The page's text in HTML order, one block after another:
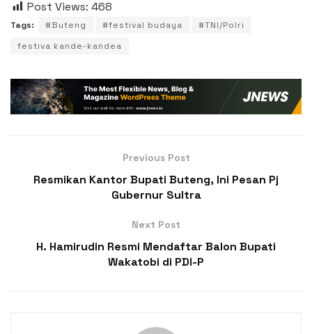
Post Views: 468
Tags: #Buteng #festival budaya
#TNI/Polri
festiva kande-kandea
Previous Post
Resmikan Kantor Bupati Buteng, Ini Pesan Pj
Gubernur Sultra
Next Post
H. Hamirudin Resmi Mendaftar Balon Bupati
Wakatobi di PDI-P